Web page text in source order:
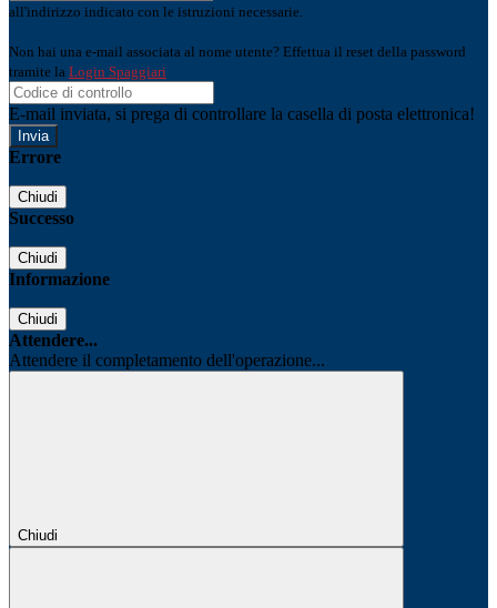
all'indirizzo indicato con le istruzioni necessarie.
Non hai una e-mail associata al nome utente? Effettua il reset della password
tramite la Login Spaggiari
E-mail inviata, si prega di controllare la casella di posta elettronica!
Errore
Chiudi
Successo
Chiudi
Informazione
Chiudi
Attendere...
Attendere il completamento dell'operazione...
Chiudi